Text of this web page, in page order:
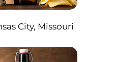
City, Missouri